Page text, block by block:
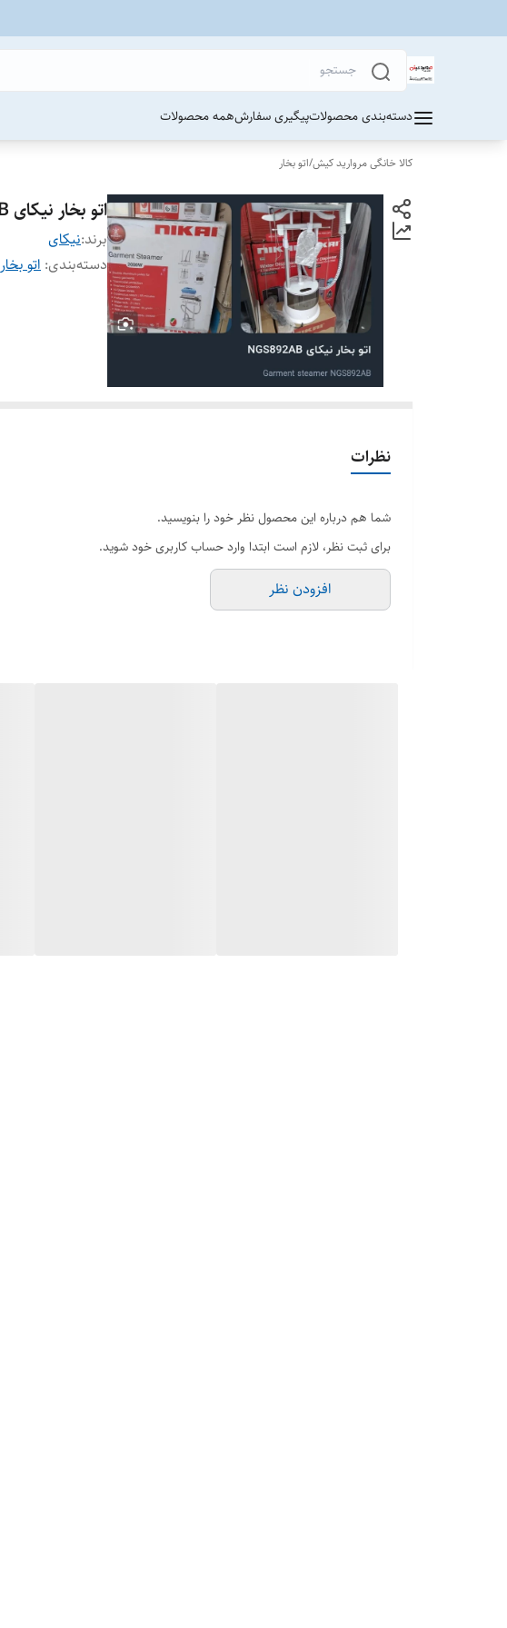
دسته‌بندی محصولاتپیگیری سفارشهمه محصولات
کالا خانگی مروارید کیش/اتو بخار
اتو بخار نیکای NGS892AB - اصلی
برند:نیکای
دسته‌بندی: اتو بخار
نظرات
شما هم درباره این محصول نظر خود را بنویسید.
برای ثبت نظر، لازم است ابتدا وارد حساب کاربری خود شوید.
افزودن نظر